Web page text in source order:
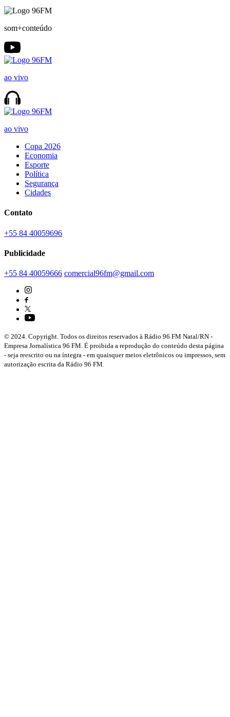
som+conteúdo
ao vivo
ao vivo
Copa 2026
Economia
Esporte
Política
Segurança
Cidades
Contato
+55 84 40059696
Publicidade
+55 84 40059666 comercial96fm@gmail.com
© 2024. Copyright. Todos os direitos reservados à Rádio 96 FM Natal/RN -
Empresa Jornalística 96 FM. É proibida a reprodução do conteúdo desta página
- seja reescrito ou na íntegra - em quaisquer meios eletrônicos ou impressos, sem
autorização escrita da Rádio 96 FM.